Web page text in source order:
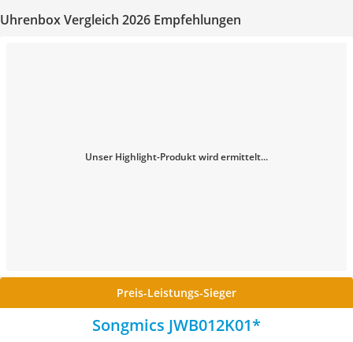
Uhrenbox Vergleich 2026 Empfehlungen
Unser Highlight-Produkt wird ermittelt...
Preis-Leistungs-Sieger
Songmics JWB012K01